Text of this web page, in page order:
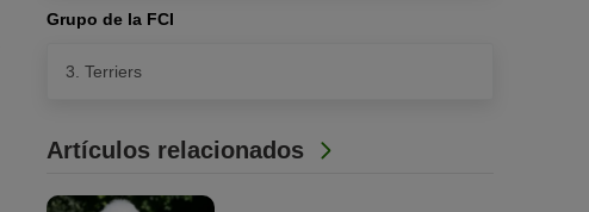
Grupo de la FCI
3. Terriers
Artículos relacionados